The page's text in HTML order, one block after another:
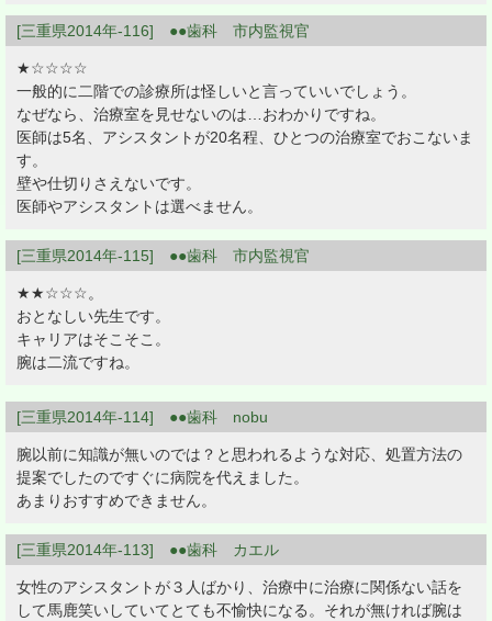
[三重県2014年-116] ●●歯科 市内監視官
★☆☆☆☆
一般的に二階での診療所は怪しいと言っていいでしょう。
なぜなら、治療室を見せないのは…おわかりですね。
医師は5名、アシスタントが20名程、ひとつの治療室でおこないま
す。
壁や仕切りさえないです。
医師やアシスタントは選べません。
[三重県2014年-115] ●●歯科 市内監視官
★★☆☆☆。
おとなしい先生です。
キャリアはそこそこ。
腕は二流ですね。
[三重県2014年-114] ●●歯科 nobu
腕以前に知識が無いのでは？と思われるような対応、処置方法の
提案でしたのですぐに病院を代えました。
あまりおすすめできません。
[三重県2014年-113] ●●歯科 カエル
女性のアシスタントが３人ばかり、治療中に治療に関係ない話を
して馬鹿笑いしていてとても不愉快になる。それが無ければ腕は